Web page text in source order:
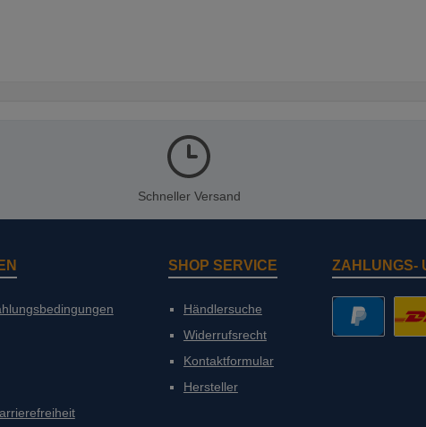
Schneller Versand
SHOP SERVICE
Händlersuche
Widerrufsrecht
Kontaktformular
Hersteller
ZAHLUNGS-